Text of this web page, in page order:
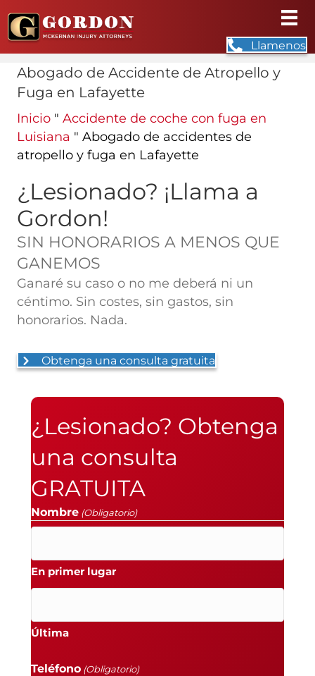
Llamenos
Abogado de Accidente de Atropello y
Fuga en Lafayette
Inicio " Accidente de coche con fuga en
Luisiana " Abogado de accidentes de
atropello y fuga en Lafayette
¿Lesionado? ¡Llama a
Gordon!
SIN HONORARIOS A MENOS QUE
GANEMOS
Ganaré su caso o no me deberá ni un
céntimo. Sin costes, sin gastos, sin
honorarios. Nada.
Obtenga una consulta gratuita
¿Lesionado? Obtenga
una consulta
GRATUITA
Nombre (Obligatorio)
En primer lugar
Última
Teléfono (Obligatorio)